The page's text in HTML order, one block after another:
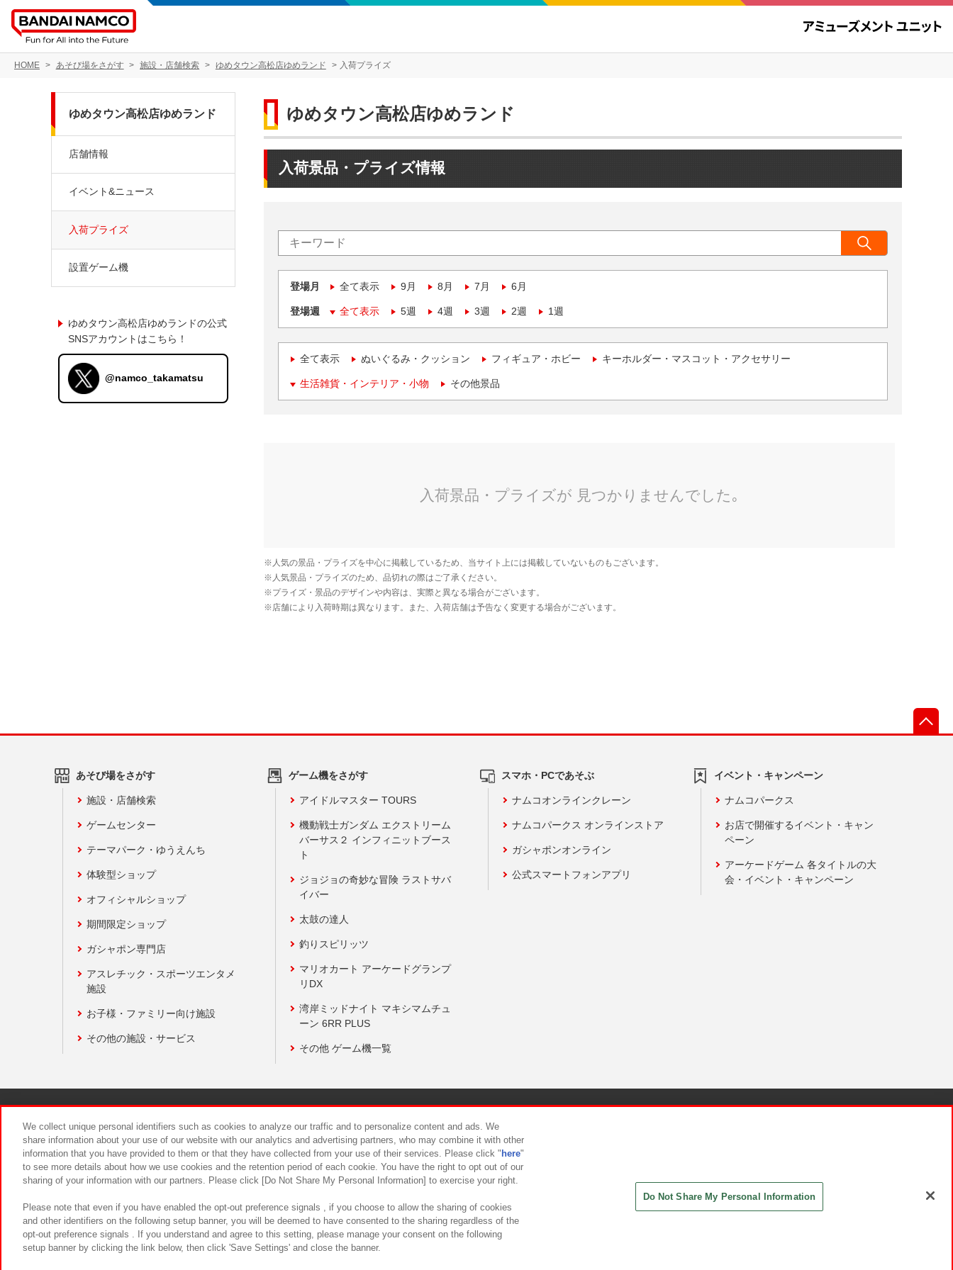
HOME あそび場をさがす 施設・店舗検索 ゆめタウン高松店ゆめランド 入荷プライズ
ゆめタウン高松店ゆめランド
入荷景品・プライズ情報
登場月 全て表示 9月 8月 7月 6月
登場週 全て表示 5週 4週 3週 2週 1週
全て表示 ぬいぐるみ・クッション フィギュア・ホビー キーホルダー・マスコット・アクセサリー
生活雑貨・インテリア・小物 その他景品
ゆめタウン高松店ゆめランド
店舗情報
イベント&ニュース
入荷プライズ
設置ゲーム機
ゆめタウン高松店ゆめランドの公式
SNSアカウントはこちら！
@namco_takamatsu
あそび場をさがす
施設・店舗検索
ゲームセンター
テーマパーク・ゆうえんち
体験型ショップ
オフィシャルショップ
期間限定ショップ
ガシャポン専門店
アスレチック・スポーツエンタメ
施設
お子様・ファミリー向け施設
その他の施設・サービス
ゲーム機をさがす
アイドルマスター TOURS
機動戦士ガンダム エクストリーム
バーサス２ インフィニットブース
ト
ジョジョの奇妙な冒険 ラストサバ
イバー
太鼓の達人
釣りスピリッツ
マリオカート アーケードグランプ
リDX
湾岸ミッドナイト マキシマムチュ
ーン 6RR PLUS
その他 ゲーム機一覧
スマホ・PCであそぶ
ナムコオンラインクレーン
ナムコパークス オンラインストア
ガシャポンオンライン
公式スマートフォンアプリ
イベント・キャンペーン
ナムコパークス
お店で開催するイベント・キャン
ペーン
アーケードゲーム 各タイトルの大
会・イベント・キャンペーン
食品のご提供について カスタマーハラスメント対応方針
We collect unique personal identifiers such as cookies to analyze our traffic and to personalize content and ads. We
share information about your use of our website with our analytics and advertising partners, who may combine it with other
information that you have provided to them or that they have collected from your use of their services. Please click " here"
to see more details about how we use cookies and the retention period of each cookie. You have the right to opt out of our
sharing of your information with our partners. Please click [Do Not Share My Personal Information] to exercise your right.
Please note that even if you have enabled the opt-out preference signals , if you choose to allow the sharing of cookies
and other identifiers on the following setup banner, you will be deemed to have consented to the sharing regardless of the
opt-out preference signals . If you understand and agree to this setting, please manage your consent on the following
setup banner by clicking the link below, then click 'Save Settings' and close the banner.
Do Not Share My Personal Information